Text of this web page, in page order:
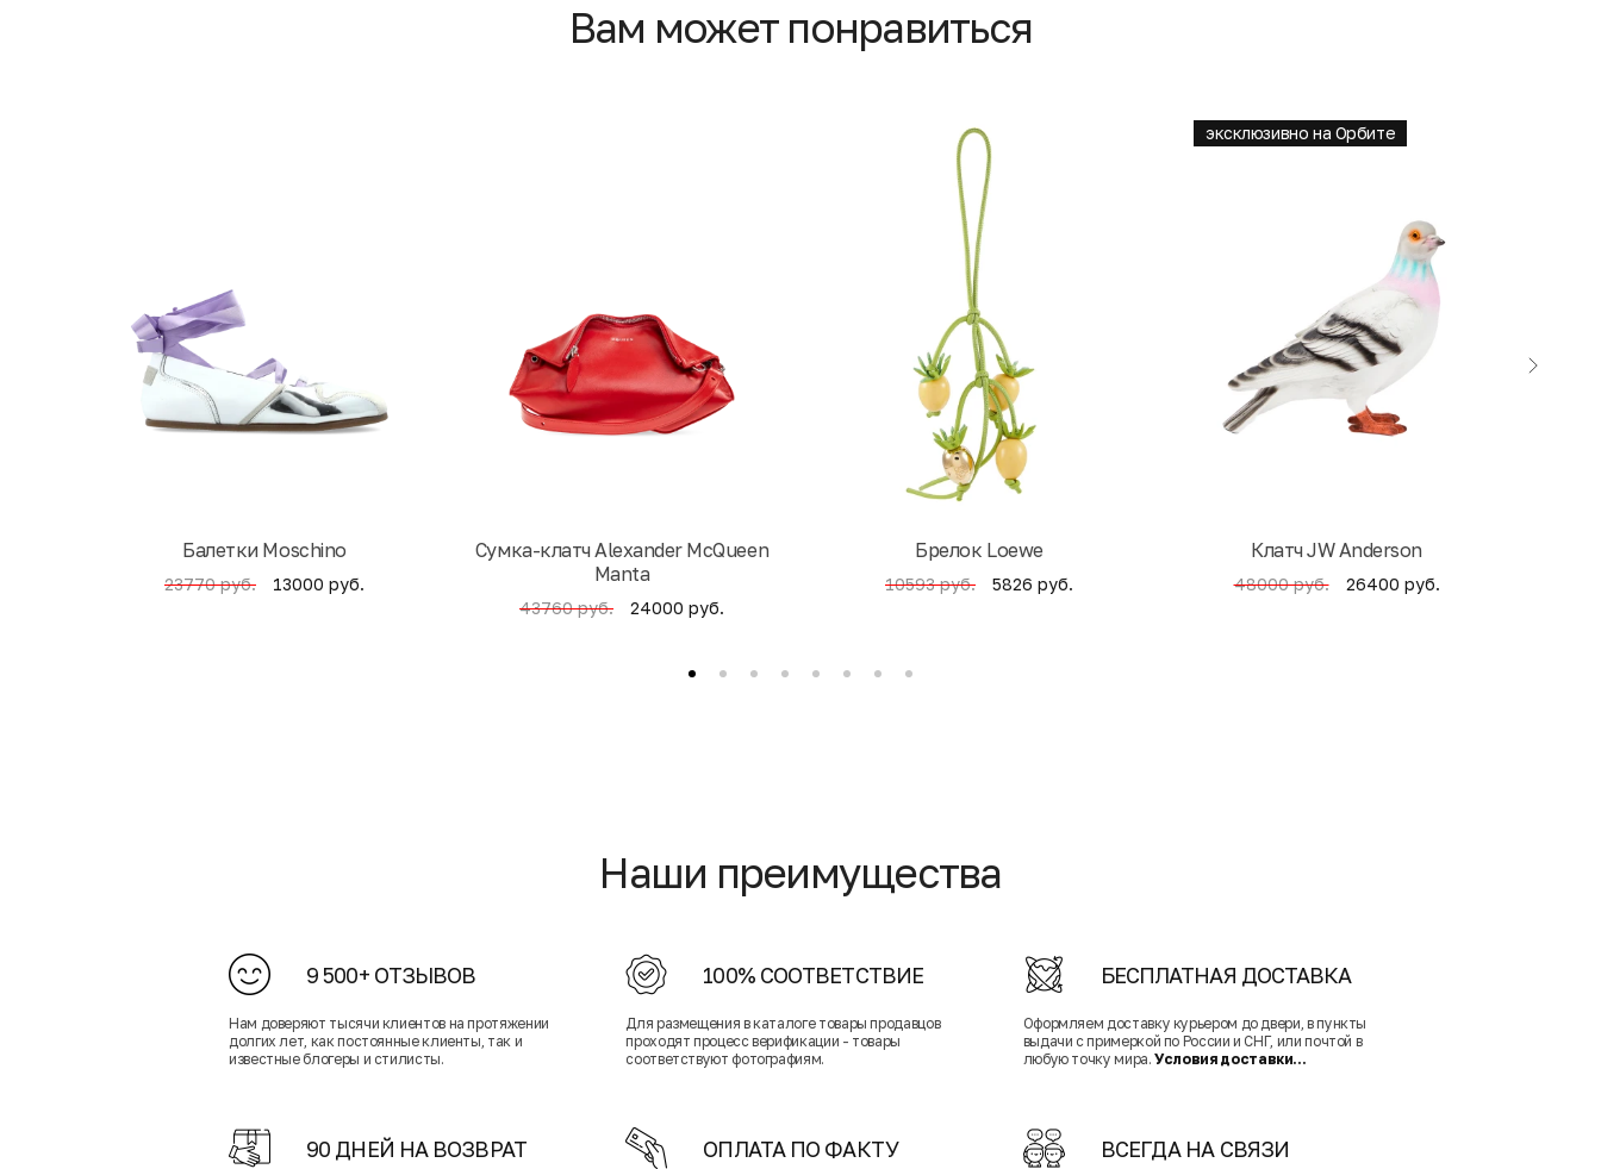
Вам может понравиться
Балетки Moschino
23770 руб. 13000 руб.
Cумка-клатч Alexander McQueen
Manta
43760 руб. 24000 руб.
Брелок Loewe
10593 руб. 5826 руб.
эксклюзивно на Орбите
Клатч JW Anderson
48000 руб. 26400 руб.
Наши преимущества
9 500+ ОТЗЫВОВ
Нам доверяют тысячи клиентов на протяжении
долгих лет, как постоянные клиенты, так и
известные блогеры и стилисты.
100% СООТВЕТСТВИЕ
Для размещения в каталоге товары продавцов
проходят процесс верификации - товары
соответствуют фотографиям.
БЕСПЛАТНАЯ ДОСТАВКА
Оформляем доставку курьером до двери, в пункты
выдачи с примеркой по России и СНГ, или почтой в
любую точку мира.Условия доставки...
90 ДНЕЙ НА ВОЗВРАТ ОПЛАТА ПО ФАКТУ ВСЕГДА НА СВЯЗИ